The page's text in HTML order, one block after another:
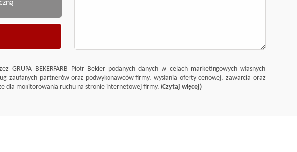
GRUPA BEKERFARB Piotr Bekier podanych danych w celach marketingowych własnych
zaufanych partnerów oraz podwykonawców firmy, wysłania oferty cenowej, zawarcia oraz
dla monitorowania ruchu na stronie internetowej firmy. (Czytaj więcej)